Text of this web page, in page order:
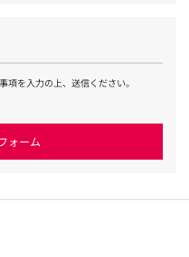
項を入力の上、送信ください。
ォーム